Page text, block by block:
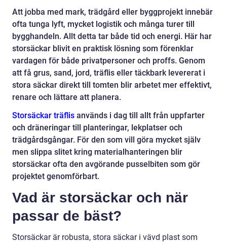
Att jobba med mark, trädgård eller byggprojekt innebär
ofta tunga lyft, mycket logistik och många turer till
bygghandeln. Allt detta tar både tid och energi. Här har
storsäckar blivit en praktisk lösning som förenklar
vardagen för både privatpersoner och proffs. Genom
att få grus, sand, jord, träflis eller täckbark levererat i
stora säckar direkt till tomten blir arbetet mer effektivt,
renare och lättare att planera.
Storsäckar träflis används i dag till allt från uppfarter
och dräneringar till planteringar, lekplatser och
trädgårdsgångar. För den som vill göra mycket själv
men slippa slitet kring materialhanteringen blir
storsäckar ofta den avgörande pusselbiten som gör
projektet genomförbart.
Vad är storsäckar och när
passar de bäst?
Storsäckar är robusta, stora säckar i vävd plast som